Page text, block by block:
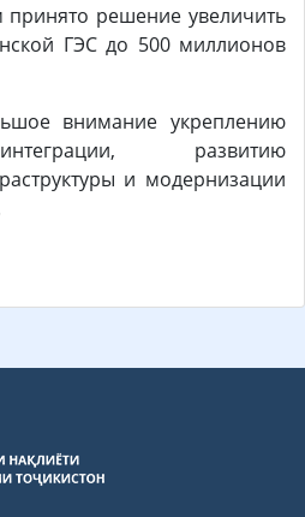
решение увеличить
ГЭС до 500 миллионов
внимание укреплению
развитию
и модернизации